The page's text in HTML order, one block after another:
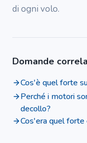
di ogni volo.
Domande
Cos'è quel forte
Perché i motori
decollo?
Cos'era quel